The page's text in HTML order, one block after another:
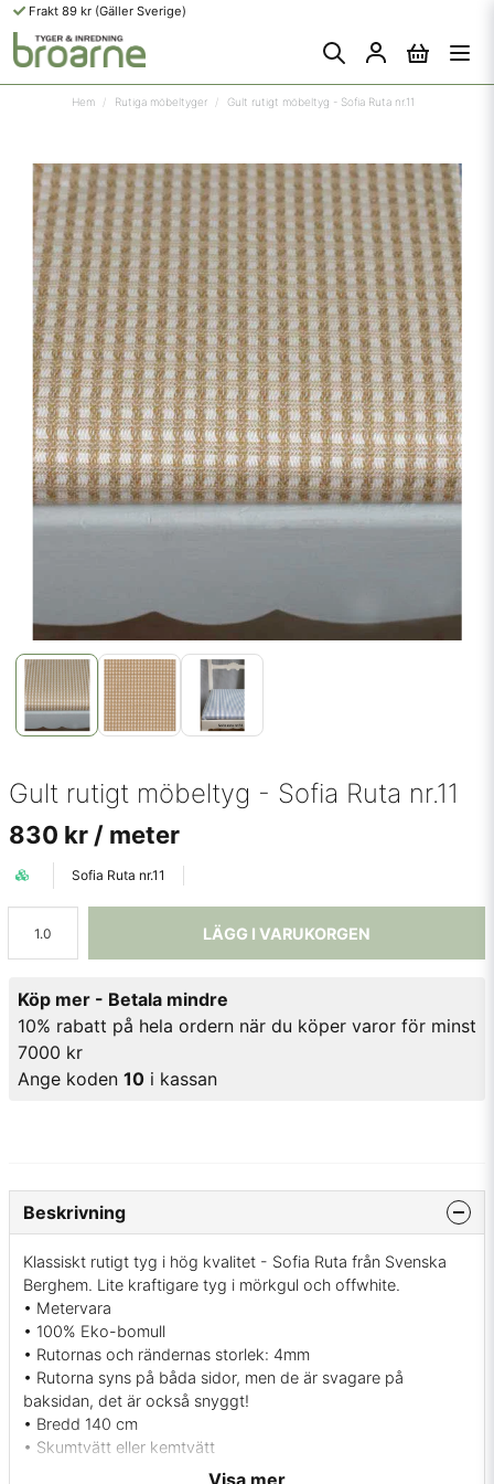
Frakt 89 kr (Gäller Sverige)
Hem Rutiga möbeltyger Gult rutigt möbeltyg - Sofia Ruta nr.11
Gult rutigt möbeltyg - Sofia Ruta nr.11
830 kr / meter
Sofia Ruta nr.11
LÄGG I VARUKORGEN
Köp mer - Betala mindre
10% rabatt på hela ordern när du köper varor för minst
7000 kr
Ange koden 10 i kassan
Beskrivning
Klassiskt rutigt tyg i hög kvalitet - Sofia Ruta från Svenska
Berghem. Lite kraftigare tyg i mörkgul och offwhite.
• Metervara
• 100% Eko-bomull
• Rutornas och rändernas storlek: 4mm
• Rutorna syns på båda sidor, men de är svagare på
baksidan, det är också snyggt!
• Bredd 140 cm
• Skumtvätt eller kemtvätt
• Martindale värde: 30000Visa mer